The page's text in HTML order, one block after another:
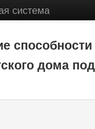
система
дома